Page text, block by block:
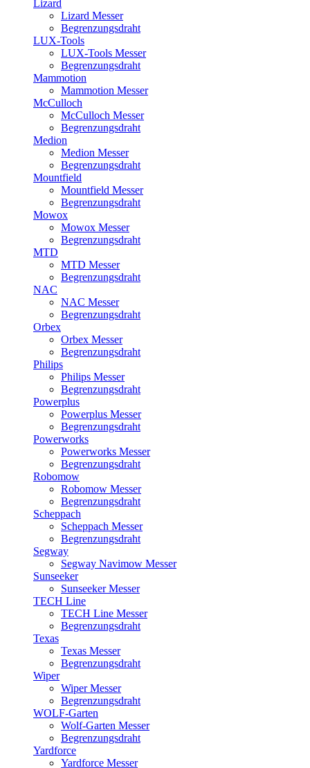
Lizard
Lizard Messer
Begrenzungsdraht
LUX-Tools
LUX-Tools Messer
Begrenzungsdraht
Mammotion
Mammotion Messer
McCulloch
McCulloch Messer
Begrenzungsdraht
Medion
Medion Messer
Begrenzungsdraht
Mountfield
Mountfield Messer
Begrenzungsdraht
Mowox
Mowox Messer
Begrenzungsdraht
MTD
MTD Messer
Begrenzungsdraht
NAC
NAC Messer
Begrenzungsdraht
Orbex
Orbex Messer
Begrenzungsdraht
Philips
Philips Messer
Begrenzungsdraht
Powerplus
Powerplus Messer
Begrenzungsdraht
Powerworks
Powerworks Messer
Begrenzungsdraht
Robomow
Robomow Messer
Begrenzungsdraht
Scheppach
Scheppach Messer
Begrenzungsdraht
Segway
Segway Navimow Messer
Sunseeker
Sunseeker Messer
TECH Line
TECH Line Messer
Begrenzungsdraht
Texas
Texas Messer
Begrenzungsdraht
Wiper
Wiper Messer
Begrenzungsdraht
WOLF-Garten
Wolf-Garten Messer
Begrenzungsdraht
Yardforce
Yardforce Messer